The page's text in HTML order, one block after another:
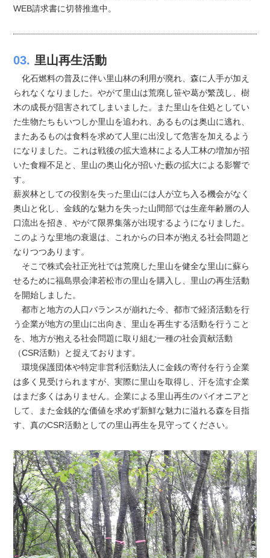
WEB請求書に切替推進中。
03. 里山再生活動
化石燃料の普及に伴い里山林の利用が廃れ、森に人手が加え
られなくなりました。やがて里山は荒廃し笹や葛が繁茂し、樹
木の成長が阻害されてしまいました。また里山を住処としてい
た生物たちもいつしか里山を追われ、あるものは奥山に逃れ、
またあるものは食料を求めて人里に出没して危害を加えるよう
になりました。これは戦後の拡大造林による人工林の増加が招
いた食糧不足と、里山の奥山化が招いた藪の拡大による影響で
す。
薪炭林としての役割を失った里山には人が立ち入る機会がなく
奥山と化し、金銭的な魅力を失った山間部では生産年齢層の人
口流出を招き、やがて限界集落が出現するようになりました。
このような里地の衰退は、これからの日本が抱える社会問題と
なりつつあります。
そこで株式会社正光社では荒廃した里山を健全な里山に蘇ら
せるために福島県会津若松市の里山を購入し、里山の再生活動
を開始しました。
都市と地方の人口バランスが崩れた今、都市で経済活動を行
う企業が地方の里山に出向き、里山を再生する活動を行うこと
を、地方が抱える社会問題に取り組む一種の社会貢献活動
（CSR活動）と捉えております。
環境保護団体や特定非営利活動法人に金銭の寄付を行う企業
は多く見受けられますが、実際に里山を取得し、汗を流す企業
はまだ多くはありません。企業による里山再生のパイオニアと
して、また金銭的な価値を求めず新鮮な魅力に溢れる森を目指
す、真のCSR活動としての里山再生を見守ってください。